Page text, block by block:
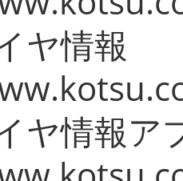
ヤ情報
ヤ情報ア